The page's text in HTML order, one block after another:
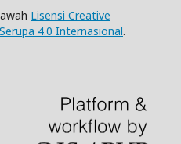
Lisensi Creative
4.0 Internasional.